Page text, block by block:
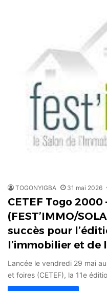
TOGONYIGBA 31 mai 2026
CETEF Togo 2000
(FEST’IMMO/
succès pour
l’immobilier et de
Lancée le vendredi 29 mai
et foires (CETEF), la 11e